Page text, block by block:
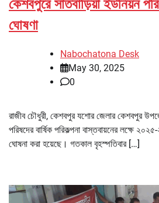
কেশবপুরে সাতবাড়িয়া ইউনিয়ন
ঘোষণা
Nabochatona Desk
May 30, 2025
0
রাজীব চৌধুরী, কেশবপুর যশোর জেলার কেশবপুর
পরিষদের বার্ষিক পরিকল্পনা বাস্তবায়নের লক্ষে
ঘোষনা করা হয়েছে। গতকাল বৃহস্পতিবার […]